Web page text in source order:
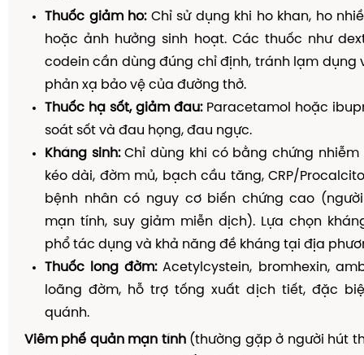
Thuốc giảm ho:Chỉ sử dụng khi ho khan, ho
hoặc ảnh hưởng sinh hoạt. Các thuốc như
codein cần dùng đúng chỉ định, tránh lạm dụng
phản xạ bảo vệ của đường thở.
Thuốc hạ sốt, giảm đau:Paracetamol hoặc
soát sốt và đau họng, đau ngực.
Kháng sinh:Chỉ dùng khi có bằng chứng nhiễm
kéo dài, đờm mủ, bạch cầu tăng, CRP/
bệnh nhân có nguy cơ biến chứng cao
mạn tính, suy giảm miễn dịch). Lựa chọn
phổ tác dụng và khả năng đề kháng tại địa
Thuốc long đờm:Acetylcystein, bromhexin,
loãng đờm, hỗ trợ tống xuất dịch tiết, đặc
quánh.
Viêm phế quản mạn tính(thường gặp ở người hút